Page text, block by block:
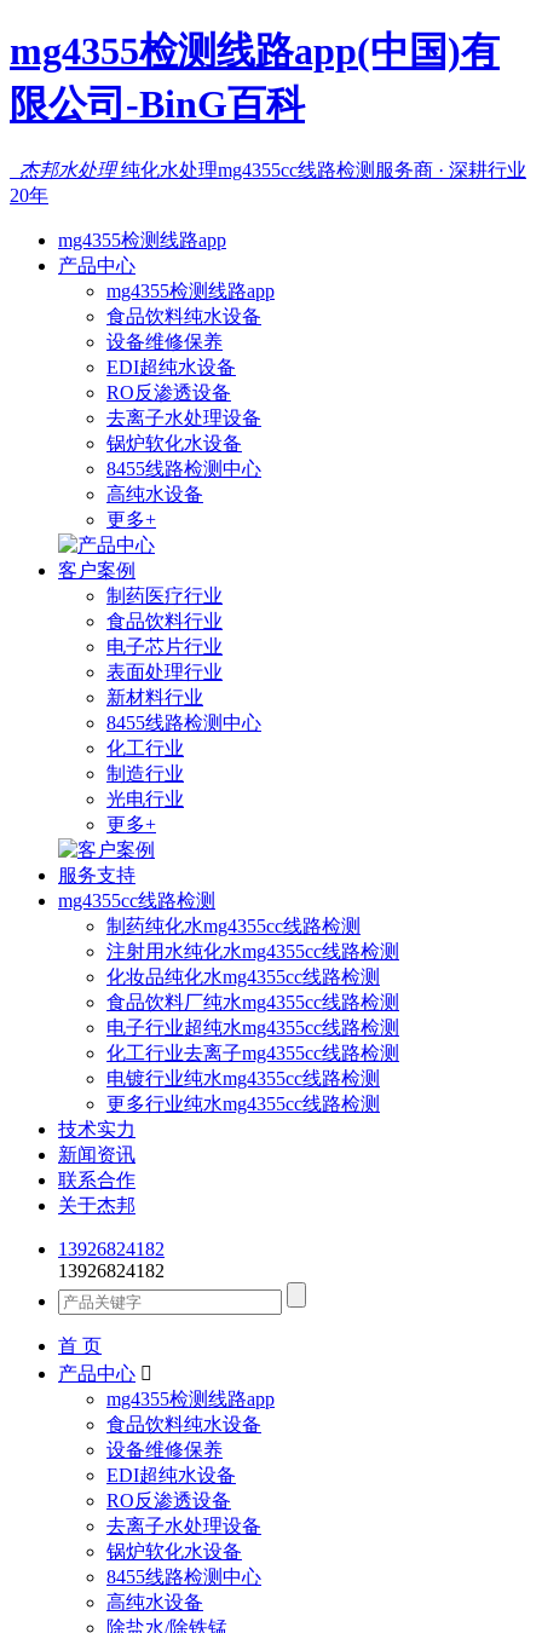
mg4355检测线路app(中国)有
限公司-BinG百科
杰邦水处理纯化水处理mg4355cc线路检测服务商 · 深耕行业
20年
mg4355检测线路app
产品中心
mg4355检测线路app
食品饮料纯水设备
设备维修保养
EDI超纯水设备
RO反渗透设备
去离子水处理设备
锅炉软化水设备
8455线路检测中心
高纯水设备
更多+
客户案例
制药医疗行业
食品饮料行业
电子芯片行业
表面处理行业
新材料行业
8455线路检测中心
化工行业
制造行业
光电行业
更多+
服务支持
mg4355cc线路检测
制药纯化水mg4355cc线路检测
注射用水纯化水mg4355cc线路检测
化妆品纯化水mg4355cc线路检测
食品饮料厂纯水mg4355cc线路检测
电子行业超纯水mg4355cc线路检测
化工行业去离子mg4355cc线路检测
电镀行业纯水mg4355cc线路检测
更多行业纯水mg4355cc线路检测
技术实力
新闻资讯
联系合作
关于杰邦
13926824182
13926824182
首 页
产品中心 
mg4355检测线路app
食品饮料纯水设备
设备维修保养
EDI超纯水设备
RO反渗透设备
去离子水处理设备
锅炉软化水设备
8455线路检测中心
高纯水设备
除盐水/除铁锰